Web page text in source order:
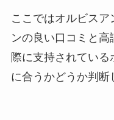
ここではオルビスア
ンの良い口コミと
際に支持されてい
に合うかどうか判断